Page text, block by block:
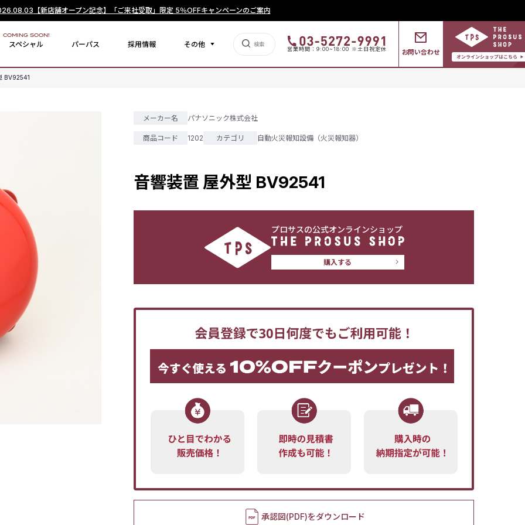
【新店舗オープン記念】「ご来社受取」限定 5％OFFキャンペーンのご案内
スペシャル
COMING SOON!
パーパス 採用情報 その他
営業時間：9:00~18:00 ※土日祝定休 お問い合わせ
BV92541
メーカー名 パナソニック株式会社
商品コード 1202 カテゴリ 自動火災報知設備（火災報知器）
音響装置 屋外型 BV92541
プロサスの公式オンラインショップ
購入する
承認図(PDF)をダウンロード